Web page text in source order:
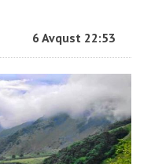
6 Avqust 22:53